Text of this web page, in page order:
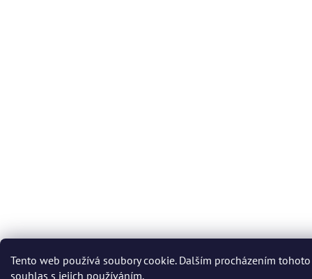
Tento web používá soubory cookie. Dalším procházením
souhlas s jejich používáním.